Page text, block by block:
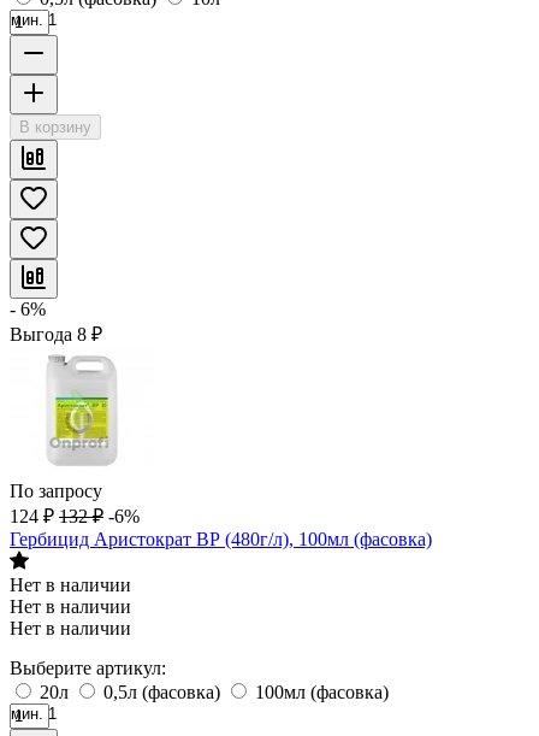
мин. 1
В корзину
- 6%
Выгода 8 ₽
По запросу
124 ₽ 132 ₽ -6%
Гербицид Аристократ ВР (480г/л), 100мл (фасовка)
Нет в наличии
Нет в наличии
Нет в наличии
Выберите артикул:
20л
0,5л (фасовка) 100мл (фасовка)
мин. 1